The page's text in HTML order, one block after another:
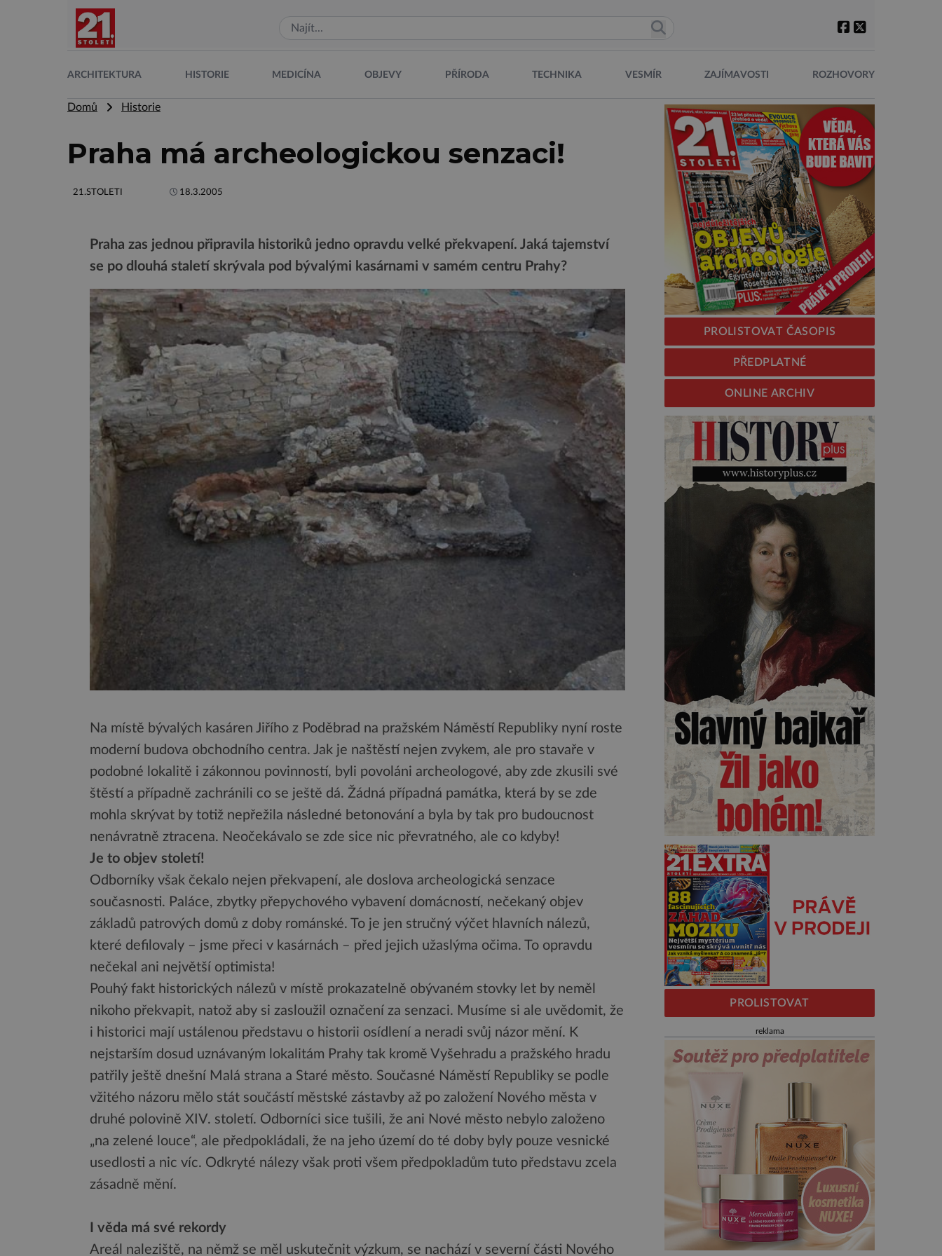
ARCHITEKTURA HISTORIE MEDICÍNA OBJEVY PŘÍRODA TECHNIKA VESMÍR ZAJÍMAVOSTI ROZHOVORY
Domů Historie
Praha má archeologickou senzaci!
21.STOLETI 18.3.2005
Praha zas jednou připravila historiků jedno opravdu velké překvapení. Jaká tajemství
se po dlouhá staletí skrývala pod bývalými kasárnami v samém centru Prahy?
Na místě bývalých kasáren Jiřího z Poděbrad na pražském Náměstí Republiky nyní roste
moderní budova obchodního centra. Jak je naštěstí nejen zvykem, ale pro stavaře v
podobné lokalitě i zákonnou povinností, byli povoláni archeologové, aby zde zkusili své
štěstí a případně zachránili co se ještě dá. Žádná případná památka, která by se zde
mohla skrývat by totiž nepřežila následné betonování a byla by tak pro budoucnost
nenávratně ztracena. Neočekávalo se zde sice nic převratného, ale co kdyby!
Je to objev století!
Odborníky však čekalo nejen překvapení, ale doslova archeologická senzace
současnosti. Paláce, zbytky přepychového vybavení domácností, nečekaný objev
základů patrových domů z doby románské. To je jen stručný výčet hlavních nálezů,
které defilovaly – jsme přeci v kasárnách – před jejich užaslýma očima. To opravdu
nečekal ani největší optimista!
Pouhý fakt historických nálezů v místě prokazatelně obývaném stovky let by neměl
nikoho překvapit, natož aby si zasloužil označení za senzaci. Musíme si ale uvědomit, že
i historici mají ustálenou představu o historii osídlení a neradi svůj názor mění. K
nejstarším dosud uznávaným lokalitám Prahy tak kromě Vyšehradu a pražského hradu
patřily ještě dnešní Malá strana a Staré město. Současné Náměstí Republiky se podle
vžitého názoru mělo stát součástí městské zástavby až po založení Nového města v
druhé polovině XIV. století. Odborníci sice tušili, že ani Nové město nebylo založeno
„na zelené louce“, ale předpokládali, že na jeho území do té doby byly pouze vesnické
usedlosti a nic víc. Odkryté nálezy však proti všem předpokladům tuto představu zcela
zásadně mění.
I věda má své rekordy
Areál naleziště, na němž se měl uskutečnit výzkum, se nachází v severní části Nového
PROLISTOVAT ČASOPIS
PŘEDPLATNÉ
ONLINE ARCHIV
PROLISTOVAT
reklama